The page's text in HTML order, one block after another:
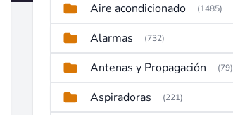
Aire acondicionado (1485)
Alarmas (732)
Antenas y Propagación (79)
Aspiradoras (221)